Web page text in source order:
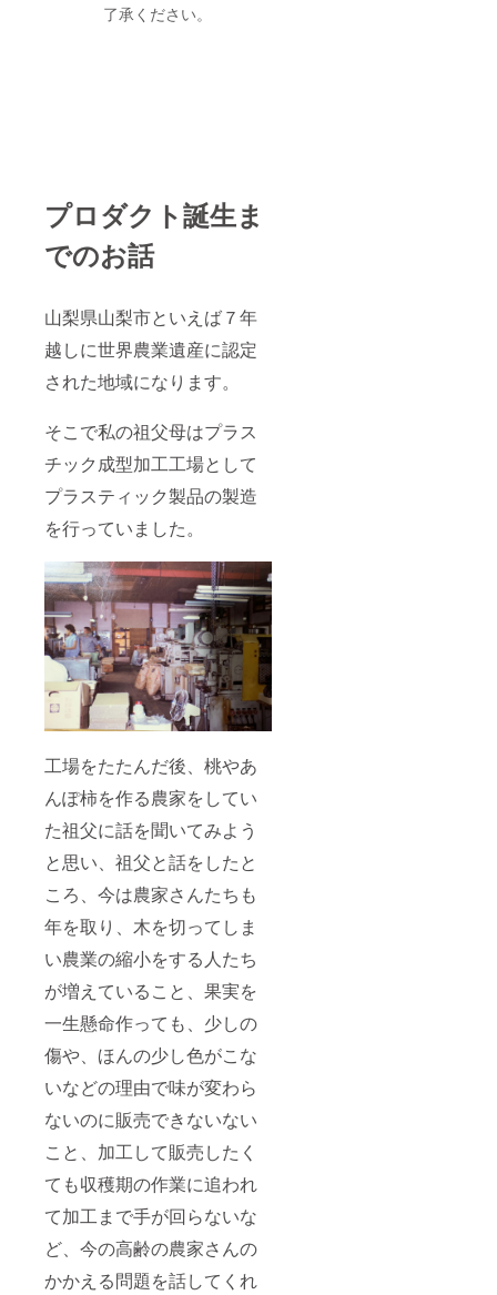
了承ください。
プロダクト誕生ま
でのお話
山梨県山梨市といえば７年
越しに世界農業遺産に認定
された地域になります。
そこで私の祖父母はプラス
チック成型加工工場として
プラスティック製品の製造
を行っていました。
工場をたたんだ後、桃やあ
んぽ柿を作る農家をしてい
た祖父に話を聞いてみよう
と思い、祖父と話をしたと
ころ、今は農家さんたちも
年を取り、木を切ってしま
い農業の縮小をする人たち
が増えていること、果実を
一生懸命作っても、少しの
傷や、ほんの少し色がこな
いなどの理由で味が変わら
ないのに販売できないない
こと、加工して販売したく
ても収穫期の作業に追われ
て加工まで手が回らないな
ど、今の高齢の農家さんの
かかえる問題を話してくれ